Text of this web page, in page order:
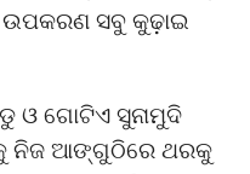
ସବୁ କୁଢ଼ାଇ
ଓ ଗୋଟିଏ ସୁନାମୁଦି
ନିଜ ଆଙ୍ଗୁଠିରେ ଥରକୁ